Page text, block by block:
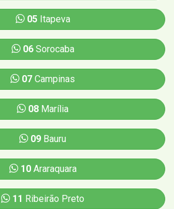
05Itapeva
06Sorocaba
07 Campinas
08 Marília
09 Bauru
10Araraquara
11 Ribeirão Preto